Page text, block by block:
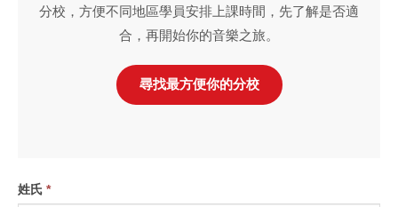
分校，方便不同地區學員安排上課時間，先了解是否適
合，再開始你的音樂之旅。
尋找最方便你的分校
姓氏 *